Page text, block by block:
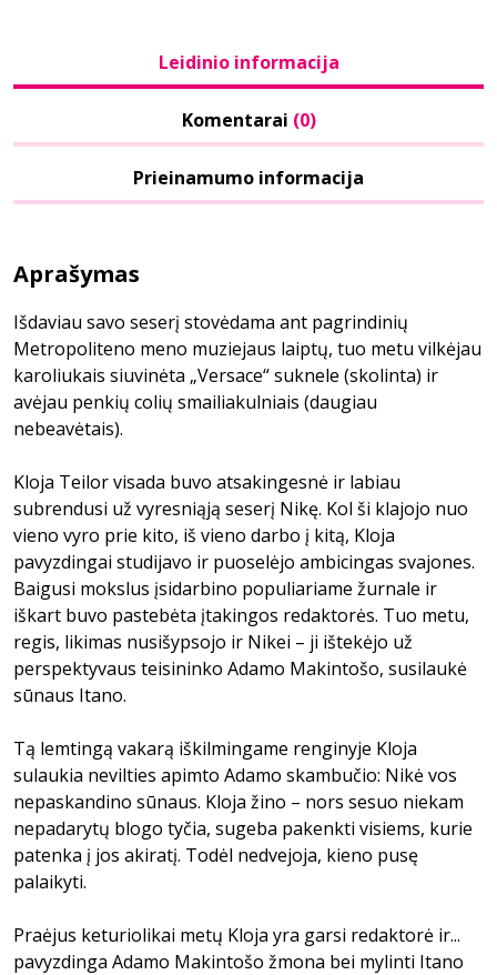
Leidinio informacija
Komentarai (0)
Prieinamumo informacija
Aprašymas
Išdaviau savo seserį stovėdama ant pagrindinių
Metropoliteno meno muziejaus laiptų, tuo metu vilkėjau
karoliukais siuvinėta „Versace“ suknele (skolinta) ir
avėjau penkių colių smailiakulniais (daugiau
nebeavėtais).
Kloja Teilor visada buvo atsakingesnė ir labiau
subrendusi už vyresniąją seserį Nikę. Kol ši klajojo nuo
vieno vyro prie kito, iš vieno darbo į kitą, Kloja
pavyzdingai studijavo ir puoselėjo ambicingas svajones.
Baigusi mokslus įsidarbino populiariame žurnale ir
iškart buvo pastebėta įtakingos redaktorės. Tuo metu,
regis, likimas nusišypsojo ir Nikei – ji ištekėjo už
perspektyvaus teisininko Adamo Makintošo, susilaukė
sūnaus Itano.
Tą lemtingą vakarą iškilmingame renginyje Kloja
sulaukia nevilties apimto Adamo skambučio: Nikė vos
nepaskandino sūnaus. Kloja žino – nors sesuo niekam
nepadarytų blogo tyčia, sugeba pakenkti visiems, kurie
patenka į jos akiratį. Todėl nedvejoja, kieno pusę
palaikyti.
Praėjus keturiolikai metų Kloja yra garsi redaktorė ir...
pavyzdinga Adamo Makintošo žmona bei mylinti Itano